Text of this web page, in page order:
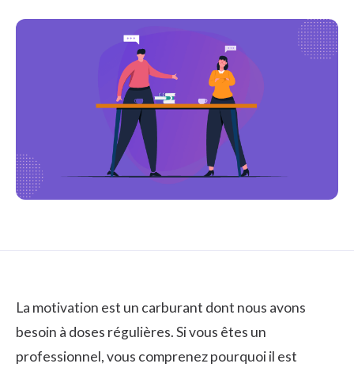
La motivation est un carburant dont nous avons
besoin à doses régulières. Si vous êtes un
professionnel, vous comprenez pourquoi il est